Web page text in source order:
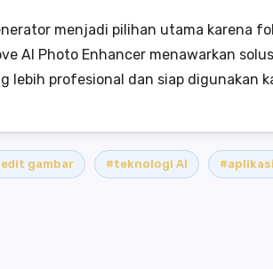
menjadi pilihan utama karena
AI Photo Enhancer menawarkan
lebih profesional dan siap digunakan
gambar #teknologi AI